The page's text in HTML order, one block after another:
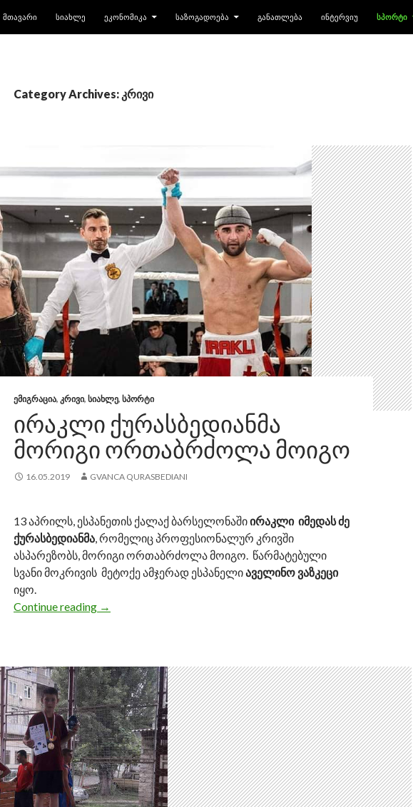
ᲛᲗᲐᲕᲐᲠᲘ
ᲡᲘᲐᲮᲚᲔ ᲔᲙᲝᲜᲝᲛᲘᲙᲐ ᲡᲐᲖᲝᲒᲐᲓᲝᲔᲑᲐ ᲒᲐᲜᲐᲗᲚᲔᲑᲐ ᲘᲜᲢᲔᲠᲕᲘᲣ ᲡᲞᲝᲠᲢᲘ
Category Archives: კრივი
ᲔᲛᲘᲒᲠᲐᲪᲘᲐ, ᲙᲠᲘᲕᲘ, ᲡᲘᲐᲮᲚᲔ, ᲡᲞᲝᲠᲢᲘ
ᲘᲠᲐᲙᲚᲘ ᲥᲣᲠᲐᲡᲑᲔᲓᲘᲐᲜᲛᲐ
ᲛᲝᲠᲘᲒᲘ ᲝᲠᲗᲐᲑᲠᲫᲝᲚᲐ ᲛᲝᲘᲒᲝ
16.05.2019 GVANCA QURASBEDIANI
13 აპრილს, ესპანეთის ქალაქ ბარსელონაშიირაკლი იმედას ძე
ქურასბედიანმა , რომელიც პროფესიონალურ კრივში
ასპარეზობს, მორიგი ორთაბრძოლა მოიგო. წარმატებული
სვანი მოკრივის მეტოქე ამჯერად ესპანელიაველინო ვაზკეცი
იყო.
Continue reading ირაკლი ქურასბედიანმა მორიგი ორთაბრძოლა მოიგო
→